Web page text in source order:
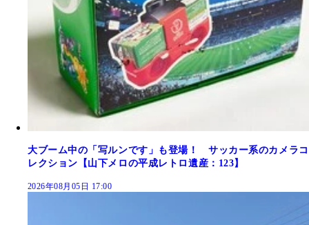
大ブーム中の「写ルンです」も登場！ サッカー系のカメラコ
レクション【山下メロの平成レトロ遺産：123】
2026年08月05日 17:00